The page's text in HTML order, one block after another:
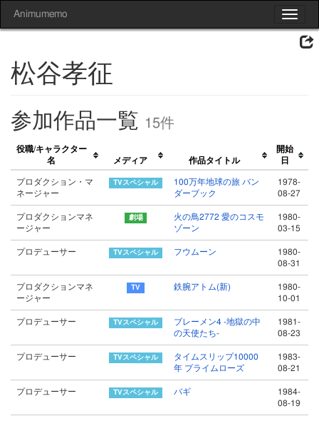
Toggle
Animumemo
松谷孝征
参加作品一覧 15件
役職/キャラクター
名
メディア 作品タイトル
開始
日
プロダクション・マ
ネージャー
100万年地球の旅 バン
ダーブック
1978-
08-27
プロダクションマネ
ージャー
火の鳥2772 愛のコスモ
ゾーン
1980-
03-15
プロデューサー フウムーン
1980-
08-31
プロダクションマネ
ージャー
鉄腕アトム(新)
1980-
10-01
プロデューサー
ブレーメン4 -地獄の中
の天使たち-
1981-
08-23
プロデューサー
タイムスリップ10000
年 プライムローズ
1983-
08-21
プロデューサー バギ
1984-
08-19